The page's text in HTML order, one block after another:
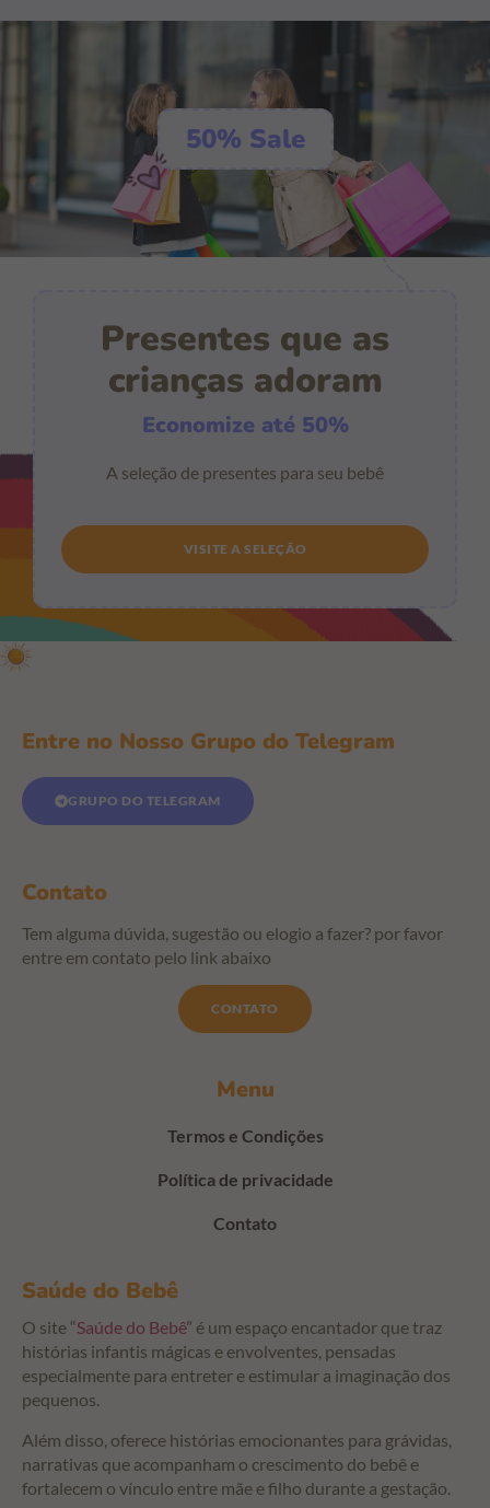
50% Sale
Presentes que as
crianças adoram
Economize até 50%
A seleção de presentes para seu bebê
VISITE A SELEÇÃO
Saúde do Bebê
O site “Saúde do Bebê” é um espaço encantador que traz
histórias infantis mágicas e envolventes, pensadas
especialmente para entreter e estimular a imaginação dos
pequenos.
Além disso, oferece histórias emocionantes para grávidas,
narrativas que acompanham o crescimento do bebê e
fortalecem o vínculo entre mãe e filho durante a gestação.
Menu
Termos e Condições
Política de privacidade
Contato
Entre no Nosso Grupo do Telegram
GRUPO DO TELEGRAM
Contato
Tem alguma dúvida, sugestão ou elogio a fazer? por favor
entre em contato pelo link abaixo
CONTATO